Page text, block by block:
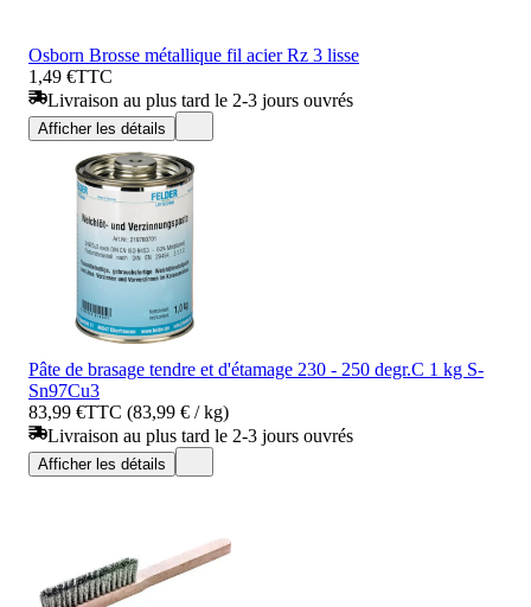
Osborn Brosse métallique fil acier Rz 3 lisse
1,49 €TTC
Livraison au plus tard le 2-3 jours ouvrés
Afficher les détails
Pâte de brasage tendre et d'étamage 230 - 250 degr.C 1 kg S-
Sn97Cu3
83,99 €TTC (83,99 € / kg)
Livraison au plus tard le 2-3 jours ouvrés
Afficher les détails